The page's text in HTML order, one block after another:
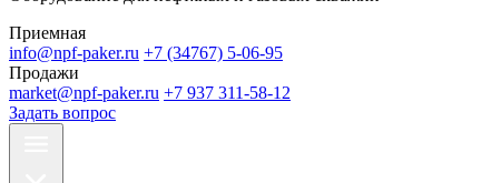
Приемная
info@npf-paker.ru +7 (34767) 5-06-95
Продажи
market@npf-paker.ru +7 937 311-58-12
Задать вопрос